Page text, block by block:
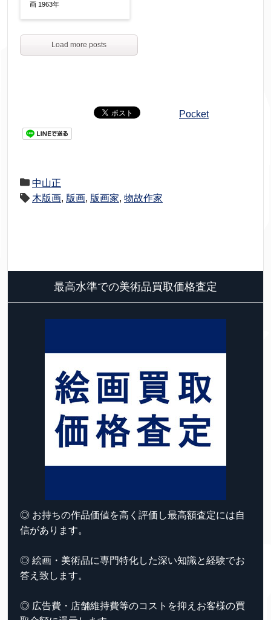
画 1963年
Load more posts
Pocket
中山正
木版画, 版画, 版画家, 物故作家
最高水準での美術品買取価格査定
◎ お持ちの作品価値を高く評価し最高額査定には自
信があります。
◎ 絵画・美術品に専門特化した深い知識と経験でお
答え致します。
◎ 広告費・店舗維持費等のコストを抑えお客様の買